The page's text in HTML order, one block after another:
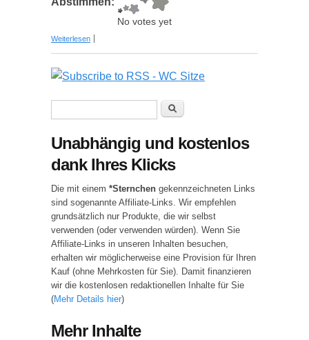
No votes yet
Weiterlesen über Klodeckel Marguerite
Suche
Unabhängig und kostenlos
dank Ihres Klicks
Die mit einem *Sternchen gekennzeichneten Links
sind sogenannte Affiliate-Links. Wir empfehlen
grundsätzlich nur Produkte, die wir selbst
verwenden (oder verwenden würden). Wenn Sie
Affiliate-Links in unseren Inhalten besuchen,
erhalten wir möglicherweise eine Provision für Ihren
Kauf (ohne Mehrkosten für Sie). Damit finanzieren
wir die kostenlosen redaktionellen Inhalte für Sie
(Mehr Details hier)
Mehr Inhalte